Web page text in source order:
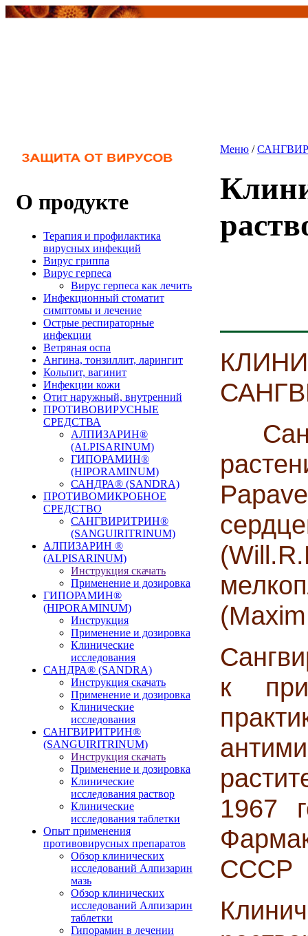
О продукте
Терапия и профилактика
вирусных инфекций
Вирус гриппа
Вирус герпеса
Вирус герпеса как лечить
Инфекционный стоматит
симптомы и лечение
Острые респираторные
инфекции
Ветряная оспа
Ангина, тонзиллит, ларингит
Кольпит, вагинит
Инфекции кожи
Отит наружный, внутренний
ПРОТИВОВИРУСНЫЕ
СРЕДСТВА
АЛПИЗАРИН®
(ALPISARINUM)
ГИПОРАМИН®
(HIPORAMINUM)
САНДРА® (SANDRA)
ПРОТИВОМИКРОБНОЕ
СРЕДСТВО
САНГВИРИТРИН®
(SANGUIRITRINUM)
АЛПИЗАРИН ®
(ALPISARINUM)
Инструкция скачать
Применение и дозировка
ГИПОРАМИН®
(HIPORAMINUM)
Инструкция
Применение и дозировка
Клинические
исследования
САНДРА® (SANDRA)
Инструкция скачать
Применение и дозировка
Клинические
исследования
САНГВИРИТРИН®
(SANGUIRITRINUM)
Инструкция скачать
Применение и дозировка
Клинические
исследования раствор
Клинические
исследования таблетки
Опыт применения
противовирусных препаратов
Обзор клинических
исследований Алпизарин
мазь
Обзор клинических
исследований Алпизарин
таблетки
Гипорамин в лечении
Меню /
к
1967
СССР